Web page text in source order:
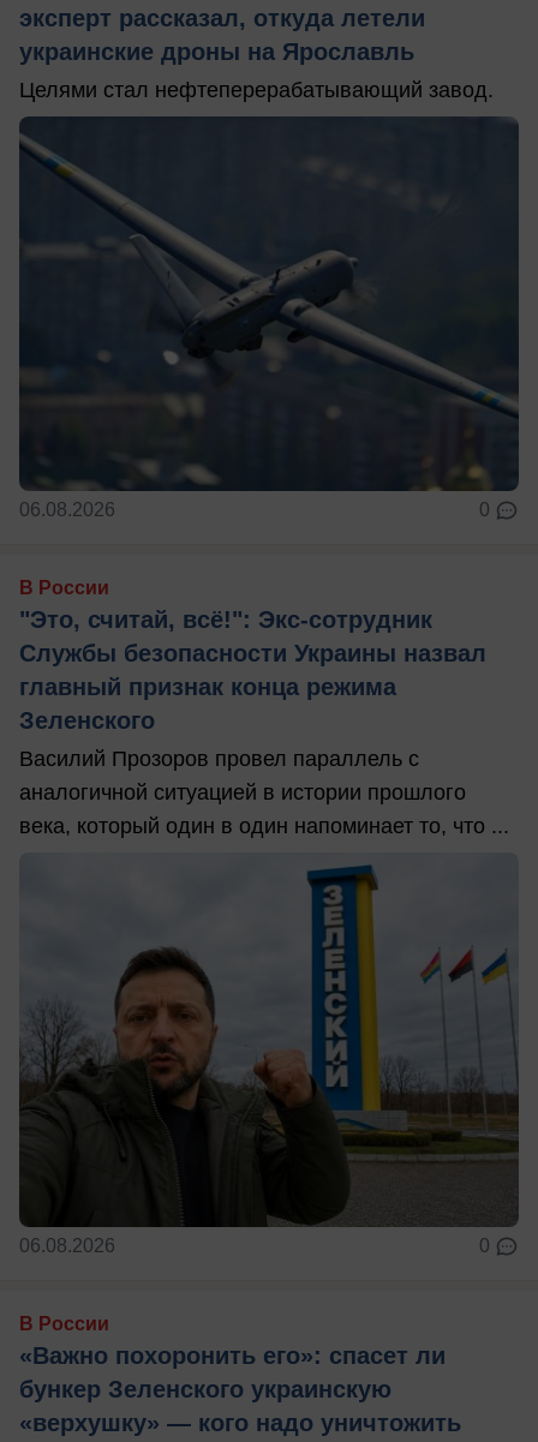
эксперт рассказал, откуда летели
украинские дроны на Ярославль
Целями стал нефтеперерабатывающий завод.
06.08.2026 0
В России
"Это, считай, всё!": Экс-сотрудник
Службы безопасности Украины назвал
главный признак конца режима
Зеленского
Василий Прозоров провел параллель с
аналогичной ситуацией в истории прошлого
века, который один в один напоминает то, что ...
06.08.2026 0
В России
«Важно похоронить его»: спасет ли
бункер Зеленского украинскую
«верхушку» — кого надо уничтожить